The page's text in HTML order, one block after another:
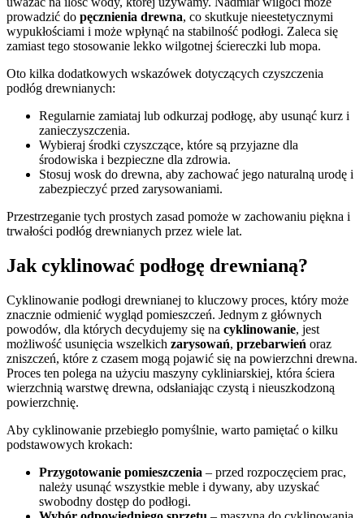
prowadzić do pęcznienia drewna, co skutkuje nieestetycznymi
wypukłościami i może wpłynąć na stabilność podłogi. Zaleca się
zamiast tego stosowanie lekko wilgotnej ściereczki lub mopa.
Oto kilka dodatkowych wskazówek dotyczących czyszczenia
podłóg drewnianych:
Regularnie zamiataj lub odkurzaj podłogę, aby usunąć kurz i
zanieczyszczenia.
Wybieraj środki czyszczące, które są przyjazne dla
środowiska i bezpieczne dla zdrowia.
Stosuj wosk do drewna, aby zachować jego naturalną urodę i
zabezpieczyć przed zarysowaniami.
Przestrzeganie tych prostych zasad pomoże w zachowaniu piękna i
trwałości podłóg drewnianych przez wiele lat.
Jak cyklinować podłogę drewnianą?
Cyklinowanie podłogi drewnianej to kluczowy proces, który może
znacznie odmienić wygląd pomieszczeń. Jednym z głównych
powodów, dla których decydujemy się na cyklinowanie, jest
możliwość usunięcia wszelkich zarysowań, przebarwień oraz
zniszczeń, które z czasem mogą pojawić się na powierzchni drewna.
Proces ten polega na użyciu maszyny cykliniarskiej, która ściera
wierzchnią warstwę drewna, odsłaniając czystą i nieuszkodzoną
powierzchnię.
Aby cyklinowanie przebiegło pomyślnie, warto pamiętać o kilku
podstawowych krokach:
Przygotowanie pomieszczenia – przed rozpoczęciem prac,
należy usunąć wszystkie meble i dywany, aby uzyskać
swobodny dostęp do podłogi.